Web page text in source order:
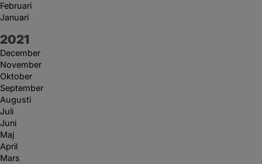
Februari
Januari
År:
2021
December
November
Oktober
September
Augusti
Juli
Juni
Maj
April
Mars